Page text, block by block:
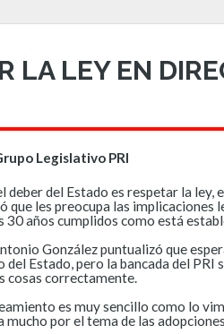
LA LEY EN
Legislativo PRI
deber del Estado es respetar la
que les preocupa las implicaciones
30 años cumplidos como está
González puntualizó que
del Estado, pero la bancada del PRI
cosas correctamente.
es muy sencillo como lo
mucho por el tema de las